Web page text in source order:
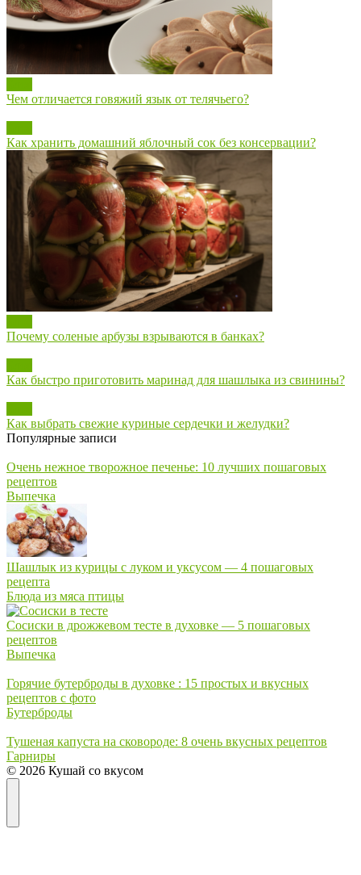
Чем отличается говяжий язык от телячьего?
Как хранить домашний яблочный сок без консервации?
Почему соленые арбузы взрываются в банках?
Как быстро приготовить маринад для шашлыка из свинины?
Как выбрать свежие куриные сердечки и желудки?
Популярные записи
Очень нежное творожное печенье: 10 лучших пошаговых
рецептов
Выпечка
Шашлык из курицы с луком и уксусом — 4 пошаговых
рецепта
Блюда из мяса птицы
Сосиски в дрожжевом тесте в духовке — 5 пошаговых
рецептов
Выпечка
Горячие бутерброды в духовке : 15 простых и вкусных
рецептов с фото
Бутерброды
Тушеная капуста на сковороде: 8 очень вкусных рецептов
Гарниры
© 2026 Кушай со вкусом